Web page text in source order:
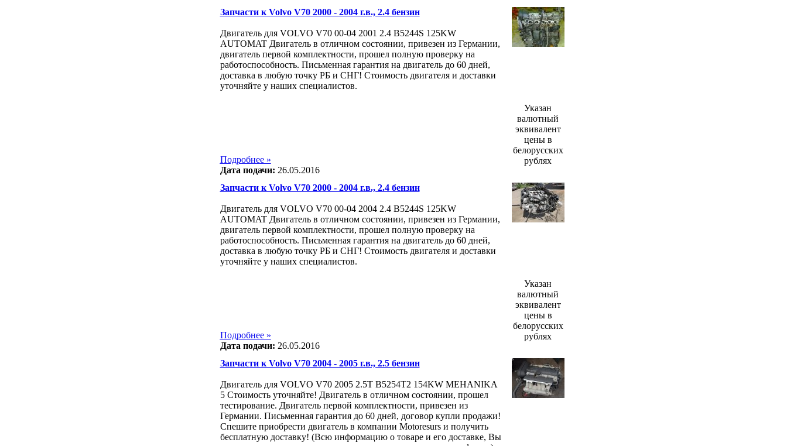
Запчасти к Volvo V70 2000 - 2004 г.в., 2.4 бензин
Двигатель для VOLVO V70 00-04 2001 2.4 B5244S 125KW
AUTOMAT Двигатель в отличном состоянии, привезен из Германии,
двигатель первой комплектности, прошел полную проверку на
работоспособность. Письменная гарантия на двигатель до 60 дней,
доставка в любую точку РБ и СНГ! Стоимость двигателя и доставки
уточняйте у наших специалистов.
Подробнее »
Дата подачи: 26.05.2016
Указан
валютный
эквивалент
цены в
белорусских
рублях
Запчасти к Volvo V70 2000 - 2004 г.в., 2.4 бензин
Двигатель для VOLVO V70 00-04 2004 2.4 B5244S 125KW
AUTOMAT Двигатель в отличном состоянии, привезен из Германии,
двигатель первой комплектности, прошел полную проверку на
работоспособность. Письменная гарантия на двигатель до 60 дней,
доставка в любую точку РБ и СНГ! Стоимость двигателя и доставки
уточняйте у наших специалистов.
Подробнее »
Дата подачи: 26.05.2016
Указан
валютный
эквивалент
цены в
белорусских
рублях
Запчасти к Volvo V70 2004 - 2005 г.в., 2.5 бензин
Двигатель для VOLVO V70 2005 2.5T B5254T2 154KW MEHANIKA
5 Стоимость уточняйте! Двигатель в отличном состоянии, прошел
тестирование. Двигатель первой комплектности, привезен из
Германии. Письменная гарантия до 60 дней, договор купли продажи!
Спешите приобрести двигатель в компании Motoresurs и получить
бесплатную доставку! (Всю информацию о товаре и его доставке, Вы